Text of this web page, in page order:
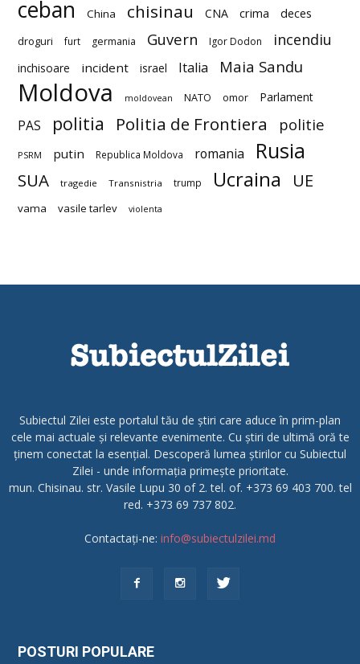
ceban China chisinau CNA crima deces
droguri furt germania Guvern Igor Dodon incendiu
inchisoare incident israel Italia Maia Sandu
Moldova moldovean NATO omor Parlament
PAS politia Politia de Frontiera politie
PSRM putin Republica Moldova romania Rusia
SUA tragedie Transnistria trump Ucraina UE
vama vasile tarlev violenta
Subiectul Zilei este portalul tău de știri care aduce în prim-plan
cele mai actuale și relevante evenimente. Cu știri de ultimă oră te
ținem conectat la esențial. Descoperă lumea știrilor cu Subiectul
Zilei - unde informația primește prioritate.
mun. Chisinau. str. Vasile Lupu 30 of 2. tel. of. +373 69 403 700. tel
red. +373 69 737 802.
Contactați-ne: info@subiectulzilei.md
POSTURI POPULARE